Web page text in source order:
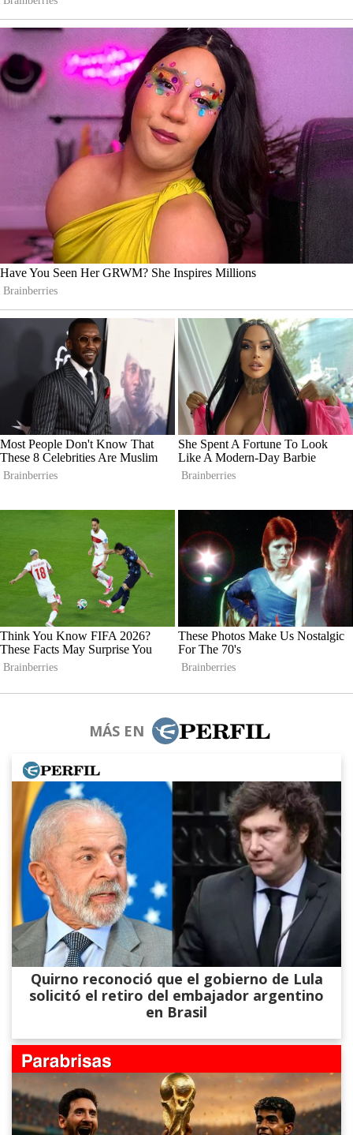
MÁS EN
Quirno reconoció que el gobierno de Lula
solicitó el retiro del embajador argentino
en Brasil